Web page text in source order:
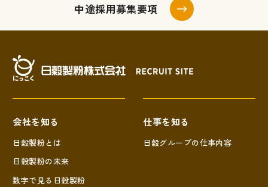
中途採用募集要項
会社を知る
日穀製粉とは
日穀製粉の未来
数字で見る日穀製粉
仕事を知る
日穀グループの仕事内容